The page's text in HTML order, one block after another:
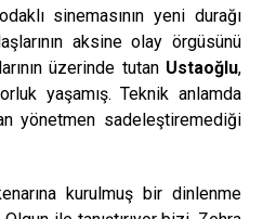
sinemasının yeni durağı
aksine olay örgüsünü
üzerinde tutan Ustaoğlu,
yaşamış. Teknik anlamda
yönetmen sadeleştiremediği
kurulmuş bir dinlenme